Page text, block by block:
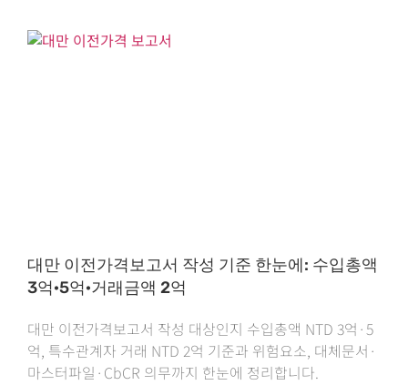
대만 이전가격보고서 작성 기준 한눈에: 수입총액
3억·5억·거래금액 2억
대만 이전가격보고서 작성 대상인지 수입총액 NTD 3억·5
억, 특수관계자 거래 NTD 2억 기준과 위험요소, 대체문서·
마스터파일·CbCR 의무까지 한눈에 정리합니다.